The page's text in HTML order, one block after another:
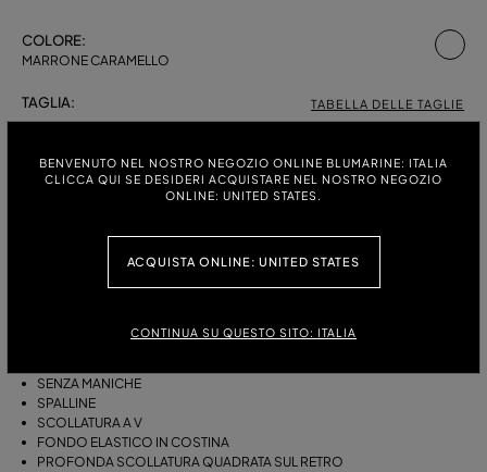
BENVENUTO NEL NOSTRO NEGOZIO ONLINE BLUMARINE: ITALIA
CLICCA QUI SE DESIDERI ACQUISTARE NEL NOSTRO NEGOZIO
ONLINE: UNITED STATES.
ACQUISTA ONLINE: UNITED STATES
CONTINUA SU QUESTO SITO: ITALIA
COLORE:
MARRONE CARAMELLO
TAGLIA: TABELLA DELLE TAGLIE
TOP IN MAGLIA DI VISCOSA DALLA LINEA BLOUSANT CON GIOCHI DI
COSTE E TRAFORI E PROFONDA SCOLLATURA SUL RETRO.
MAGLIA DI VISCOSA
LAVORAZIONE A COSTINE E TRAFORI
SENZA MANICHE
SPALLINE
SCOLLATURA A V
FONDO ELASTICO IN COSTINA
PROFONDA SCOLLATURA QUADRATA SUL RETRO